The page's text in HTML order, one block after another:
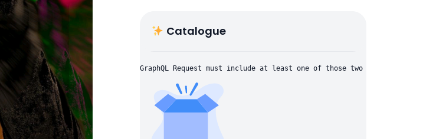
Catalogue
GraphQL Request must include at least one of those two parameters: